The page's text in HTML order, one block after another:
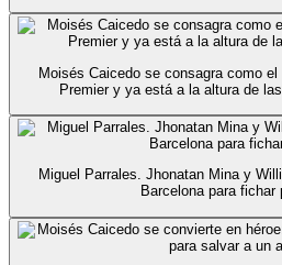
Moisés Caicedo se consagra como
Premier y ya está a la altura de
Miguel Parrales. Jhonatan Mina y
Barcelona para fichar